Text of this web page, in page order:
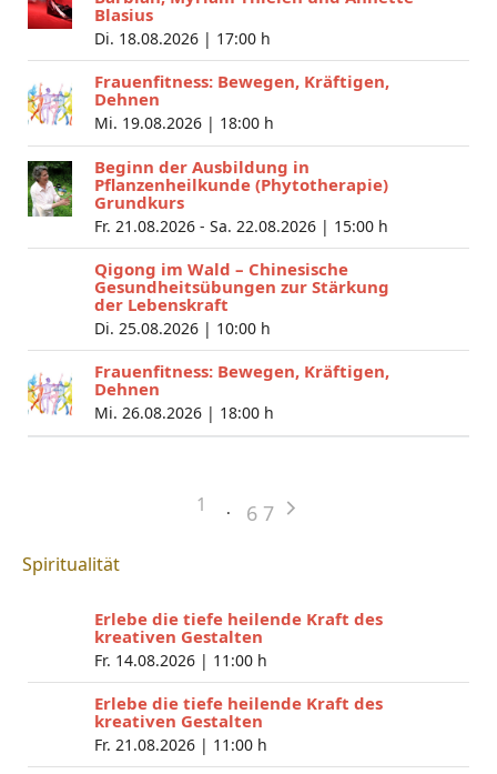
Blasius
Di. 18.08.2026 | 17:00 h
Frauenfitness: Bewegen, Kräftigen,
Dehnen
Mi. 19.08.2026 | 18:00 h
Beginn der Ausbildung in
Pflanzenheilkunde (Phytotherapie)
Grundkurs
Fr. 21.08.2026 - Sa. 22.08.2026 | 15:00 h
Qigong im Wald – Chinesische
Gesundheitsübungen zur Stärkung
der Lebenskraft
Di. 25.08.2026 | 10:00 h
Frauenfitness: Bewegen, Kräftigen,
Dehnen
Mi. 26.08.2026 | 18:00 h
1 6 7
Spiritualität
Erlebe die tiefe heilende Kraft des
kreativen Gestalten
Fr. 14.08.2026 | 11:00 h
Erlebe die tiefe heilende Kraft des
kreativen Gestalten
Fr. 21.08.2026 | 11:00 h